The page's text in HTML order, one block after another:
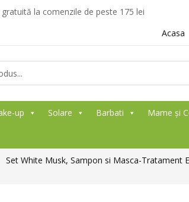
la comenzile de peste 175 lei
Acasa
up Solare Barbati Mame și
Set White Musk, Sampon si Masca-Tratament